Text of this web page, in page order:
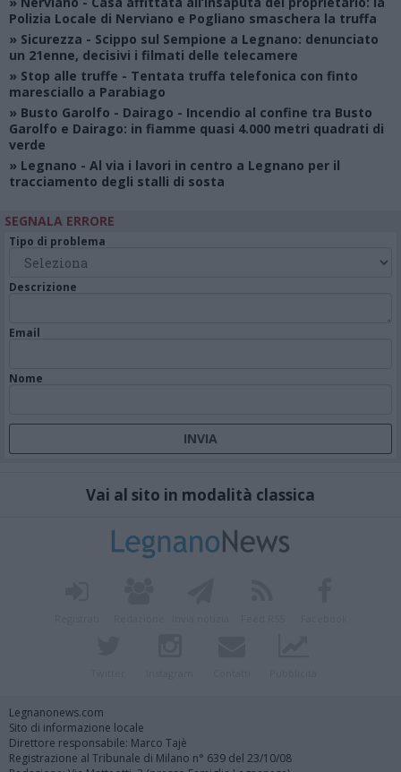
Polizia Locale di Nerviano e Pogliano smaschera la truffa
» Sicurezza - Scippo sul Sempione a Legnano: denunciato
un 21enne, decisivi i filmati delle telecamere
» Stop alle truffe - Tentata truffa telefonica con finto
maresciallo a Parabiago
» Busto Garolfo - Dairago - Incendio al confine tra Busto
Garolfo e Dairago: in fiamme quasi 4.000 metri quadrati di
verde
» Legnano - Al via i lavori in centro a Legnano per il
tracciamento degli stalli di sosta
SEGNALA ERRORE
Tipo di problema
Descrizione
Email
Nome
Vai al sito in modalità classica
Legnanonews.com
Sito di informazione locale
Direttore responsabile: Marco Tajè
Registrazione al Tribunale di Milano n° 639 del 23/10/08